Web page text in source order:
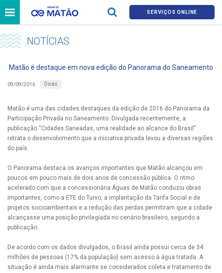
SERVIÇOS ONLINE
NOTÍCIAS
Matão é destaque em nova edição do Panorama do Saneamento
09/09/2016 Dicas
Matão é uma das cidades destaques da edição de 2016 do Panorama da
Participação Privada no Saneamento. Divulgada recentemente, a
publicação “Cidades Saneadas, uma realidade ao alcance do Brasil”
retrata o desenvolvimento que a iniciativa privada levou a diversas regiões
do país.
O Panorama destaca os avanços importantes que Matão alcançou em
poucos em pouco mais de dois anos de concessão pública. O ritmo
acelerado com que a concessionária Águas de Matão conduziu obras
importantes, como a ETE do Turvo, a implantação da Tarifa Social e de
projetos socioambientais e a redução das perdas permitiram que a cidade
alcançasse uma posição privilegiada no cenário brasileiro, segundo a
publicação.
De acordo com os dados divulgados, o Brasil ainda possui cerca de 34
milhões de pessoas (17% da população) sem acesso à água tratada. A
situação é ainda mais alarmante se considerados coleta e tratamento de